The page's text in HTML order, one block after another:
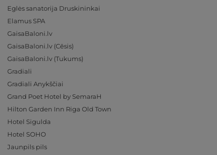
Eglės sanatorija Druskininkai
Elamus SPA
GaisaBaloni.lv
GaisaBaloni.lv (Cēsis)
GaisaBaloni.lv (Tukums)
Gradiali
Gradiali Anykščiai
Grand Poet Hotel by SemaraH
Hilton Garden Inn Riga Old Town
Hotel Sigulda
Hotel SOHO
Jaunpils pils